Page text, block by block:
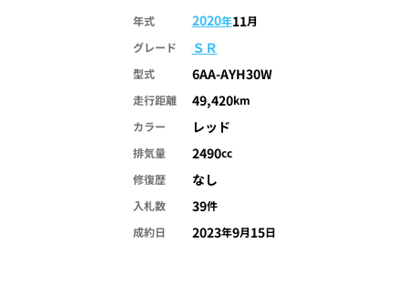
年式 2020年11月
グレード
ＳＲ
型式 6AA-AYH30W
走行距離 49,420km
カラー
レッド
排気量 2490cc
修復歴
なし
入札数 39件
成約日
2023年9月15日